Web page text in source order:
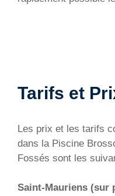
Tarifs et
Les prix et les tarifs
dans la Piscine
Fossés sont les
Saint-Mauriens (sur